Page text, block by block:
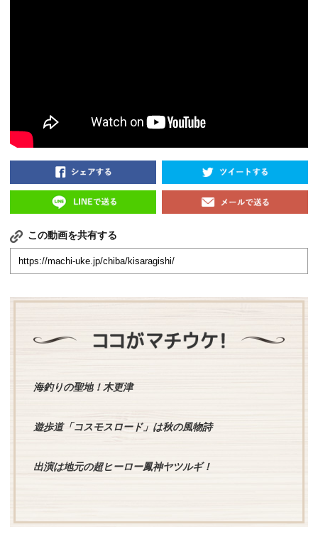
この動画を共有する
海釣りの聖地！木更津
遊歩道「コスモスロード」は秋の風物詩
出演は地元の超ヒーロー鳳神ヤツルギ！